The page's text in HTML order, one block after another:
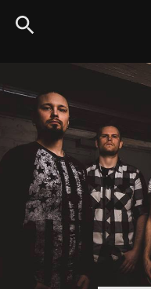
Siirry
suoraan